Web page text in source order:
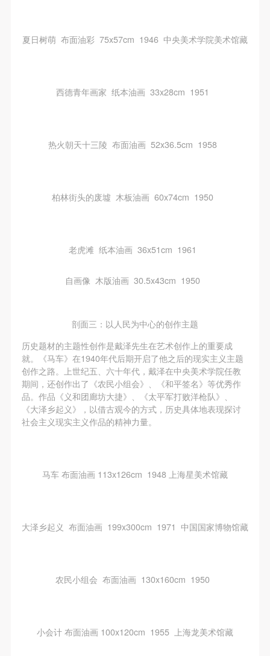
夏日树萌 布面油彩 75x57cm 1946 中央美术学院美术馆藏
西德青年画家 纸本油画 33x28cm 1951
热火朝天十三陵 布面油画 52x36.5cm 1958
柏林街头的废墟 木板油画 60x74cm 1950
老虎滩 纸本油画 36x51cm 1961
自画像 木版油画 30.5x43cm 1950
剖面三：以人民为中心的创作主题
历史题材的主题性创作是戴泽先生在艺术创作上的重要成
就。《马车》在1940年代后期开启了他之后的现实主义主题
创作之路。上世纪五、六十年代，戴泽在中央美术学院任教
期间，还创作出了《农民小组会》、《和平签名》等优秀作
品。作品《义和团廊坊大捷》、《太平军打败洋枪队》、
《大泽乡起义》，以借古观今的方式，历史具体地表现探讨
社会主义现实主义作品的精神力量。
马车 布面油画 113x126cm 1948 上海星美术馆藏
大泽乡起义 布面油画 199x300cm 1971 中国国家博物馆藏
农民小组会 布面油画 130x160cm 1950
小会计 布面油画 100x120cm 1955 上海龙美术馆藏